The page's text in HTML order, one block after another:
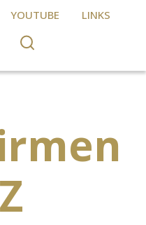
YOUTUBE
LINKS